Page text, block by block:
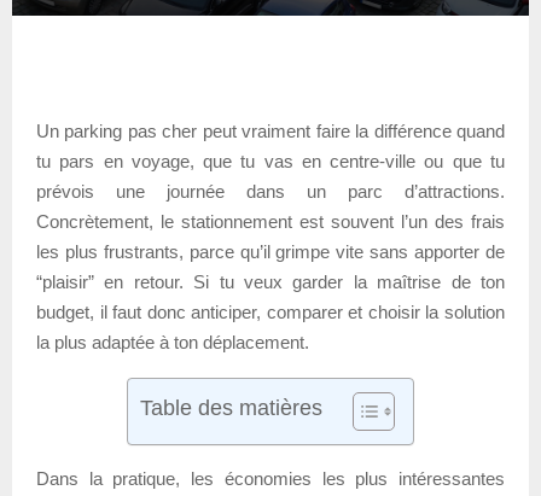
Un parking pas cher peut vraiment faire la différence quand
tu pars en voyage, que tu vas en centre-ville ou que tu
prévois une journée dans un parc d’attractions.
Concrètement, le stationnement est souvent l’un des frais
les plus frustrants, parce qu’il grimpe vite sans apporter de
“plaisir” en retour. Si tu veux garder la maîtrise de ton
budget, il faut donc anticiper, comparer et choisir la solution
la plus adaptée à ton déplacement.
Table des matières
Dans la pratique, les économies les plus intéressantes